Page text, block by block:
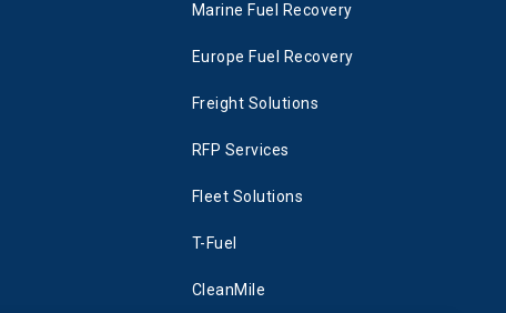
Marine Fuel Recovery
Europe Fuel Recovery
Freight Solutions
RFP Services
Fleet Solutions
T-Fuel
CleanMile